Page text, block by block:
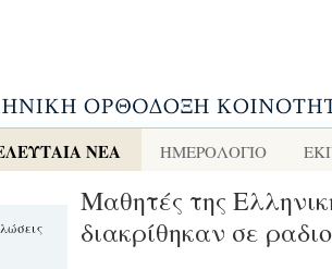
ΝΕΑ ΗΜΕΡΟΛΟΓΙΟ
Μαθητές της
διακρίθηκαν σε